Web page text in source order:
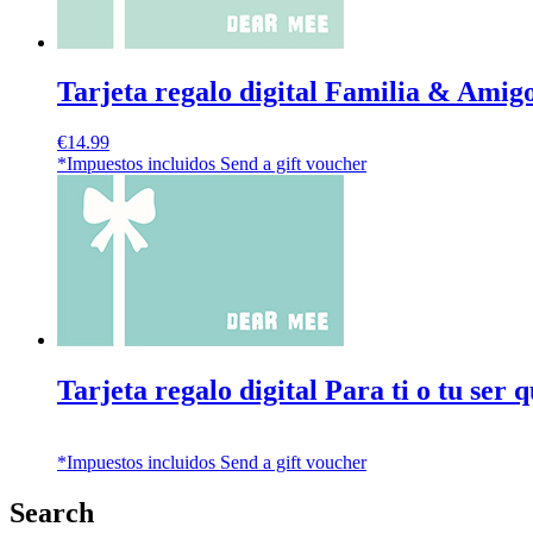
Tarjeta regalo digital Familia &
€14.99
*Impuestos incluidos Send a gift voucher
Tarjeta regalo digital Para ti o tu ser
*Impuestos incluidos Send a gift voucher
Search